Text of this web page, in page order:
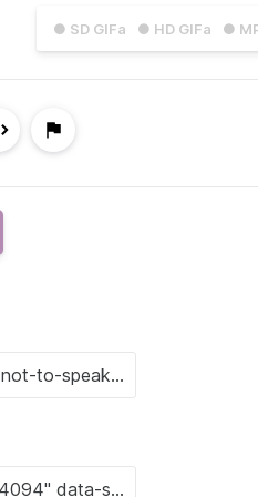
● SD GIFa ● HD GIFa ●